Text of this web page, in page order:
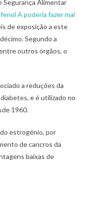
Segurança Alimentar
A poderia fazer mal
de exposição a este
Segundo a
outros órgãos, o
a reduções da
e é utilizado no
1960.
estrogénio, por
de cancros da
baixas de